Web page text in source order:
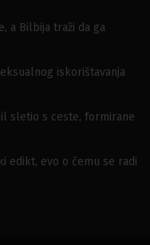
a Bilbija traži da ga
iskorištavanja
sletio s ceste, formirane
edikt, evo o čemu se radi